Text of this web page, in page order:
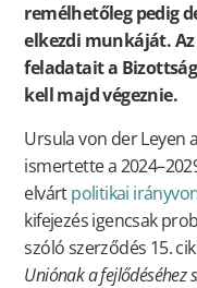
remélhetőleg pedig
elkezdi munkáját.
feladatait a
kell majd végeznie.
Ursula von der Leyen
ismertette a
elvártpolitikai
kifejezés igencsak
szóló szerződés 15.
Uniónak a fejlődéséhez